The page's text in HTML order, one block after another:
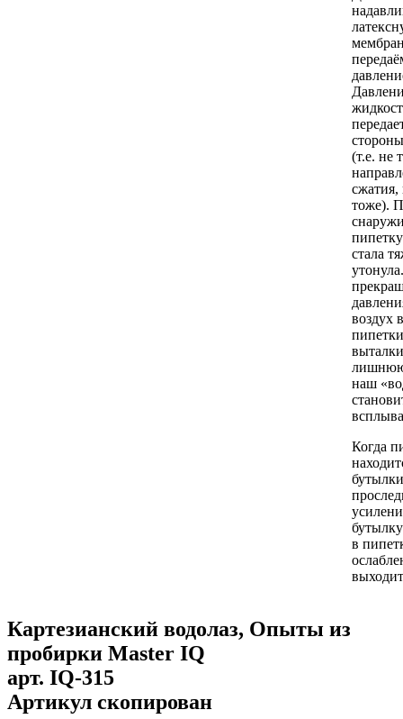
(т.е. не
сжатия,
тоже).
стала
воздух
пипетки
наш
Когда
в
Картезианский водолаз, Опыты из
пробирки Master IQ
арт. IQ-315
Артикул скопирован